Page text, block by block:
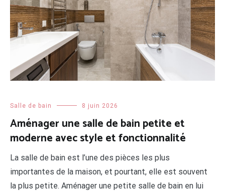
Salle de bain 8 juin 2026
Aménager une salle de bain petite et
moderne avec style et fonctionnalité
La salle de bain est l’une des pièces les plus
importantes de la maison, et pourtant, elle est souvent
la plus petite. Aménager une petite salle de bain en lui